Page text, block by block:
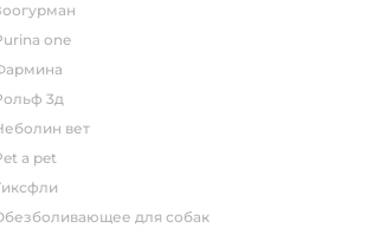
зоогурман
purina one
фармина
рольф 3д
неболин вет
pet a pet
тиксфли
обезболивающее для собак